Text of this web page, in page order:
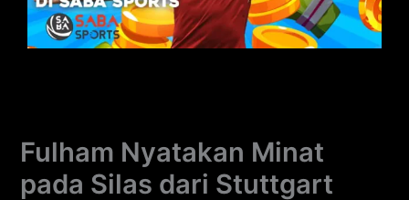
Fulham Nyatakan Minat
pada Silas dari Stuttgart